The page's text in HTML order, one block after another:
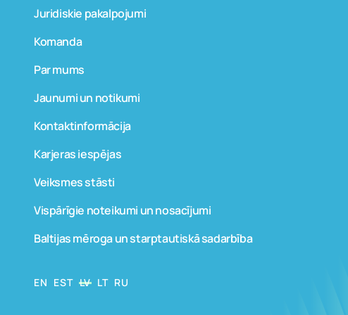
Juridiskie pakalpojumi
Komanda
Par mums
Jaunumi un notikumi
Kontaktinformācija
Karjeras iespējas
Veiksmes stāsti
Vispārīgie noteikumi un nosacījumi
Baltijas mēroga un starptautiskā sadarbība
EN EST LV LT RU